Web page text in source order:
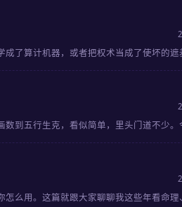
成了算计机器，或者把权术当成了使坏的
数到五行生克，看似简单，里头门道不少
怎么用。这篇就跟大家聊聊我这些年看命